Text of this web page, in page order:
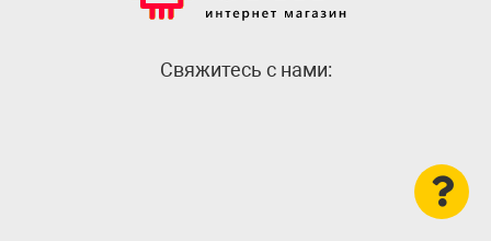
Cвяжитесь с нами: